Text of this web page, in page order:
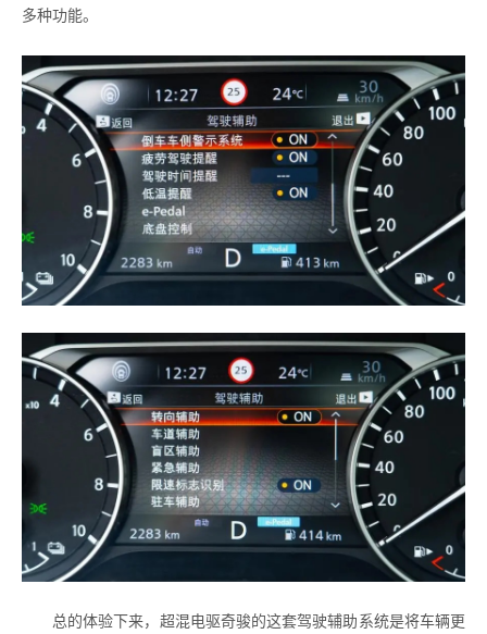
多种功能。
总的体验下来，超混电驱奇骏的这套驾驶辅助系统是将车辆更